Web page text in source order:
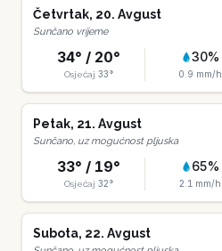
Četvrtak, 20. Avgust
Sunčano vrijeme
34° / 20°
Osjećaj 33°
30%
0.9 mm/h
Petak, 21. Avgust
Sunčano, uz mogućnost pljuska
33° / 19°
Osjećaj 32°
65%
2.1 mm/h
Subota, 22. Avgust